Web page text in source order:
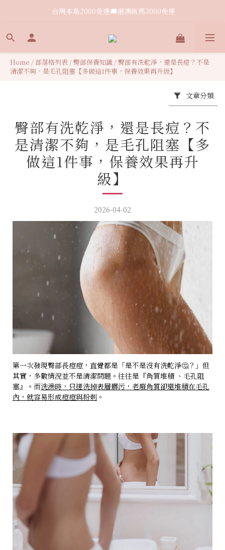
台灣本島2000免運🚚港澳新馬3000免運
台灣本島2000免運🚚港澳新馬3000免運
註冊會員贈＄50購物金✨
台灣本島2000免運🚚港澳新馬3000免運
Home /部落格列表 /臀部保養知識 /臀部有洗乾淨，還是長痘？不是
清潔不夠，是毛孔阻塞【多做這1件事，保養效果再升級】
文章分類
臀部有洗乾淨，還是長痘？不
是清潔不夠，是毛孔阻塞【多
做這1件事，保養效果再升
級】
2026-04-02
第一次發現臀部長痘痘，直覺都是「是不是沒有洗乾淨🤔？」但
其實，多數情況並不是清潔問題。往往是『角質堆積 、毛孔阻
塞』。而洗澡時，只搓洗掉表層髒污，老廢角質卻還堆積在毛孔
內，就容易形成痘痘與粉刺 。